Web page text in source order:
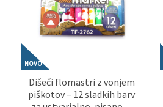
NOVO
Dišeči flomastri z vonjem
piškotov – 12 sladkih barv